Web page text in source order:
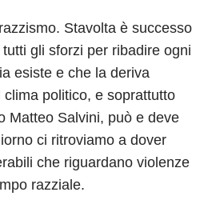
Stavolta è successo
gli sforzi per ribadire ogni
esiste e che la deriva
politico, e soprattutto
Matteo Salvini, può e deve
ci ritroviamo a dover
che riguardano violenze
razziale.